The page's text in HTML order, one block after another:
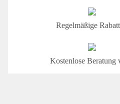
Regelmäßige
Kostenlose Beratung